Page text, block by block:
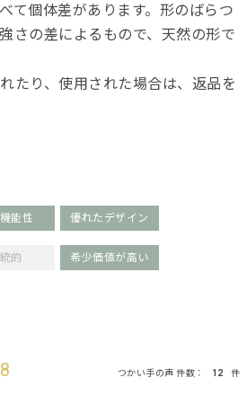
て個体差があります。形のばらつ
さの差によるもので、天然の形で
たり、使用された場合は、返品を
能性 優れたデザイン
的 希少価値が高い
つかい手の声 件数： 12 件